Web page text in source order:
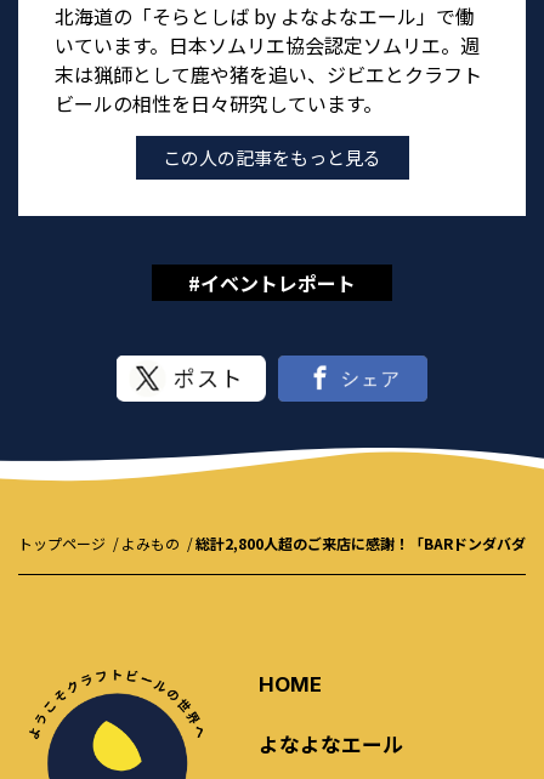
北海道の「そらとしば by よなよなエール」で働
いています。日本ソムリエ協会認定ソムリエ。週
末は猟師として鹿や猪を追い、ジビエとクラフト
ビールの相性を日々研究しています。
この人の記事をもっと見る
#イベントレポート
トップページ よみもの 総計2,800人超のご来店に感謝！「BARドンダバダ
HOME
よなよなエール